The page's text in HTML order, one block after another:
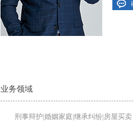
业务领域
刑事辩护|婚姻家庭|继承纠纷|房屋买